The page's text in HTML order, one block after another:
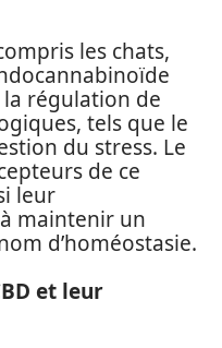
les chats,
régulation de
tels que le
du stress. Le
de ce
leur
maintenir un
d’homéostasie.
et leur